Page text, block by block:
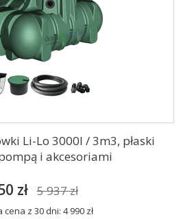
Li-Lo 3000l / 3m3, płaski
i akcesoriami
zł 5 937 zł
z 30 dni: 4 990 zł